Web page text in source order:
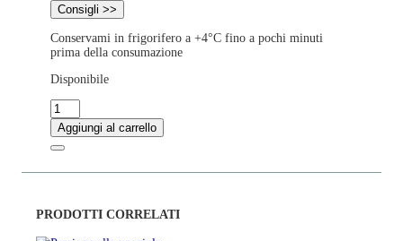
Consigli >>
Conservami in frigorifero a +4°C fino a pochi minuti
prima della consumazione
Disponibile
T
r
i
s
u
t
Aggiungi al carrello
PRODOTTI CORRELATI